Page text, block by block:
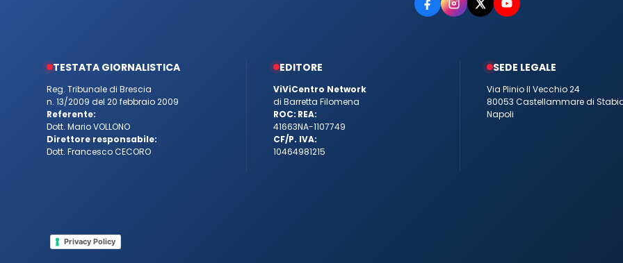
TESTATA GIORNALISTICA
Reg. Tribunale di Brescia
n. 13/2009 del 20 febbraio 2009
Referente:
Dott. Mario VOLLONO
Direttore responsabile:
Dott. Francesco CECORO
EDITORE
ViViCentro Network
di Barretta Filomena
ROC:
41663
REA:
NA-1107749
CF/P. IVA:
10464981215
SEDE LEGALE
Via Plinio Il Vecchio 24
80053 Castellammare di
Napoli
Privacy Policy